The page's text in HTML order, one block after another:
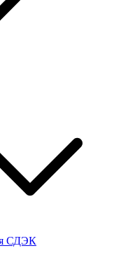
СДЭК